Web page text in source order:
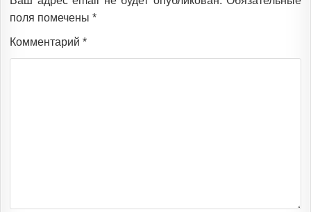
поля помечены *
Комментарий *